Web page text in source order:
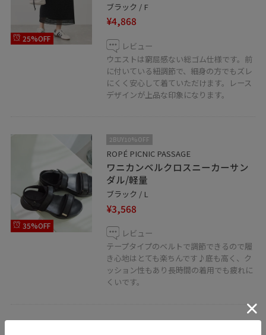
25%OFF
ブラック / F
¥4,868
レビュー
ウエストは窮屈感ない総ゴム仕様です。前
に付いている紐調節で、細身の方でもズレ
にくく安心して着ていただけます。レース
デザインが上品な印象になります。
35%OFF
2BUY10%OFF
ROPÉ PICNIC PASSAGE
ワニカンベルクロスニーカーサン
ダル/軽量
ブラック / L
¥3,568
レビュー
テープタイプのベルトで調節できるので履
き心地はとても楽ちんです♪底も高く、ク
ッション性もあり長時間の着用でも疲れに
くいです。